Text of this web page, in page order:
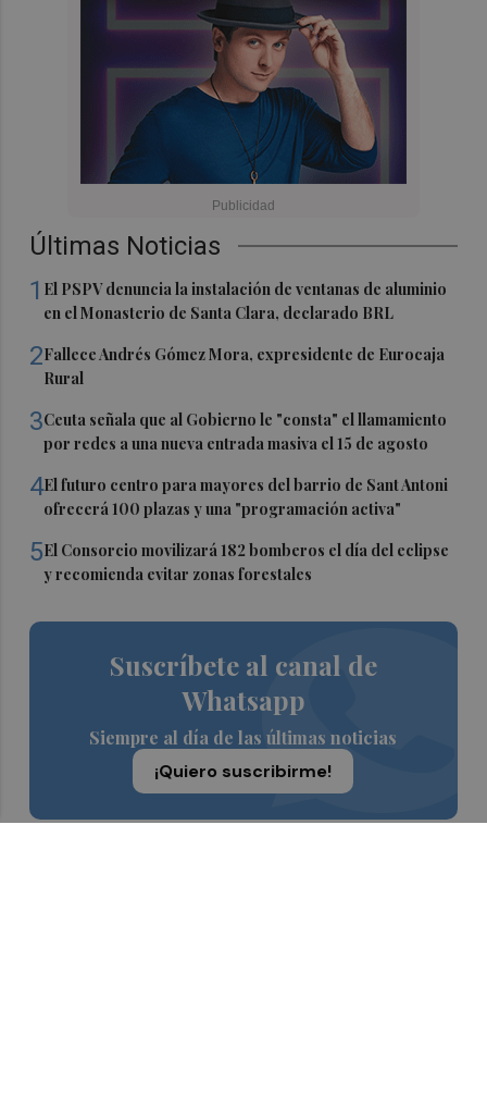
Últimas Noticias
1 El PSPV denuncia la instalación de ventanas de aluminio
en el Monasterio de Santa Clara, declarado BRL
2Fallece Andrés Gómez Mora, expresidente de Eurocaja
Rural
3Ceuta señala que al Gobierno le "consta" el llamamiento
por redes a una nueva entrada masiva el 15 de agosto
4El futuro centro para mayores del barrio de Sant Antoni
ofrecerá 100 plazas y una "programación activa"
5El Consorcio movilizará 182 bomberos el día del eclipse
y recomienda evitar zonas forestales
Suscríbete al canal de
Whatsapp
Siempre al día de las últimas noticias
¡Quiero suscribirme!